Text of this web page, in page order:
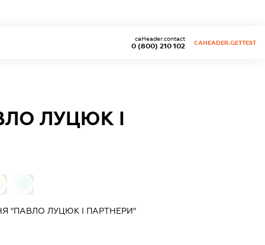
0 (800) 210 102
caHeader.contact
CAHEADER.GETTEST
ЛУЦЮК І
"ПАВЛО ЛУЦЮК І ПАРТНЕРИ"